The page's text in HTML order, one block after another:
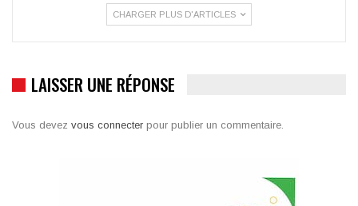
CHARGER PLUS D'ARTICLES
LAISSER UNE RÉPONSE
Vous devez vous connecter pour publier un commentaire.